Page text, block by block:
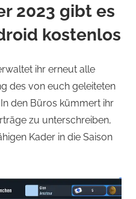
2023 gibt es
kostenlos
ihr erneut alle
des von euch geleiteten
den Büros kümmert ihr
zu unterschreiben,
Kader in die Saison